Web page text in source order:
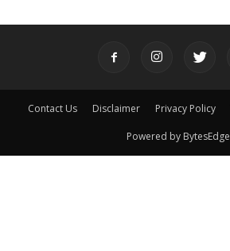
Contact Us Disclaimer Privacy Policy
Powered by BytesEdge